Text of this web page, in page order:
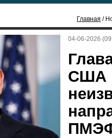
Главная /
04-06-2026
США